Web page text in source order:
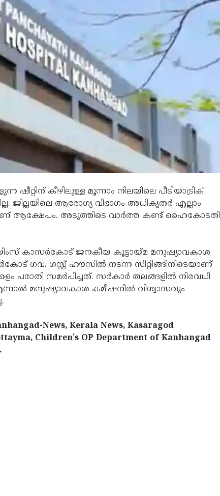
കീഴിലുള്ള മൂന്നാം നിലയിലെ പീടിയാട്രിക്
ജില്ലയിലെ ആരോഗ്യ വിഭാഗം അധികൃതര്‍ എല്ലാം
ആക്ഷേപം. അടുത്തിടെ വാര്‍ത്ത കണ്ട് ഹൈകോടതി
കാസര്‍കോട് ജനകീയ കൂട്ടായ്മ മനുഷ്യാവകാശ
ഗവ. ഗസ്റ്റ് ഹൗസില്‍ നടന്ന സിറ്റിങ്ങിനിടെയാണ്
പരാതി സമര്‍പിച്ചത്. സര്‍കാര്‍ തലങ്ങളില്‍ നിരവധി
മനുഷ്യാവകാശ കമീഷനില്‍ വിശ്വാസവും
News, Kerala News, Kasaragod
Children's OP Department of Kanhangad